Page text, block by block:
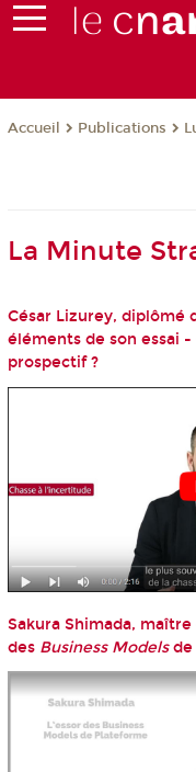
Accueil Publications
La Minute
César Lizurey, diplômé
éléments de son essai
prospectif ?
Sakura Shimada,
des Business Modelsde